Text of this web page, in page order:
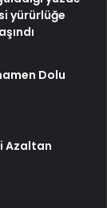
yürürlüğe
Dolu
Azaltan